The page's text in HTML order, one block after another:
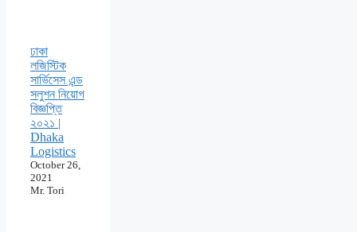
ঢাকা
লজিস্টিক
সার্ভিসেস এন্ড
সলুশন নিয়োগ
বিজ্ঞপ্তি
২০২১ |
Dhaka
Logistics
October 26,
2021
Mr. Tori